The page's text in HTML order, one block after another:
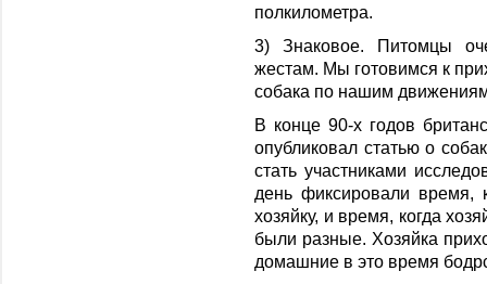
полкилометра.
3) Знаковое. Питомцы
жестам. Мы готовимся к
собака по нашим
В конце 90-х годов
опубликовал статью о
стать участниками
день фиксировали время,
хозяйку, и время, когда
были разные. Хозяйка
домашние в это время